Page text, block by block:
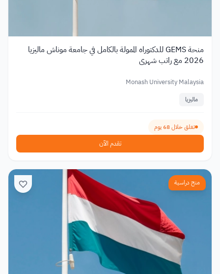
منحة GEMS للدكتوراه الممولة بالكامل في جامعة موناش ماليزيا
2026 مع راتب شهري
Monash University Malaysia
ماليزيا
تغلق خلال 68 يوم
تقدم الآن
منح دراسية